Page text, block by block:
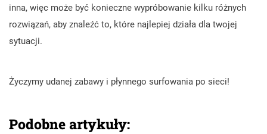
inna, więc może być konieczne wypróbowanie kilku różnych
rozwiązań, aby znaleźć to, które najlepiej działa dla twojej
sytuacji.
Życzymy udanej zabawy i płynnego surfowania po sieci!
Podobne artykuły: